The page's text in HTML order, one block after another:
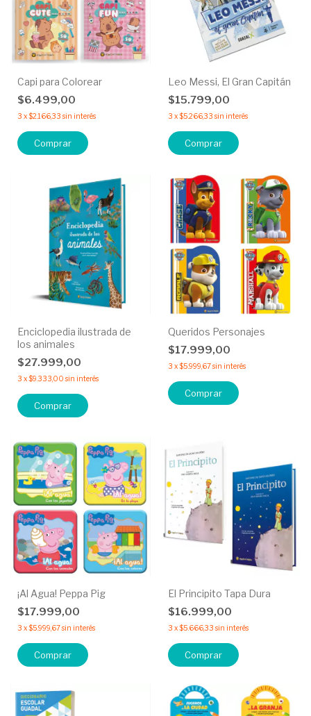
Capi para Colorear
$6.499,00
3 x$2.166,33 sin interés
Comprar
Leo Messi, El Gran Capitán
$15.799,00
3 x$5.266,33 sin interés
Enciclopedia ilustrada de
los animales
$27.999,00
3 x$9.333,00 sin interés
Queridos Personajes
$17.999,00
3 x$5.999,67sin interés
Comprar
¡Al Agua! Peppa Pig
$17.999,00
3 x$5.999,67sin interés
Comprar
El Principito Tapa Dura
$16.999,00
3 x$5.666,33 sin interés
Comprar